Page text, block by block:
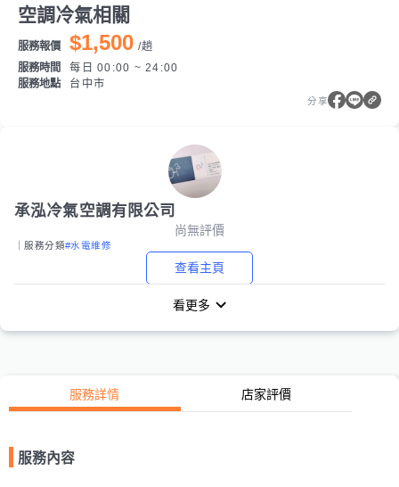
空調冷氣相關
服務報價 $1,500 /趟
服務時間
每日 00:00 ~ 24:00
服務地點
台中市
分享
承泓冷氣空調有限公司
尚無評價
｜服務分類#水電維修
查看主頁
看更多
服務詳情 店家評價
服務內容